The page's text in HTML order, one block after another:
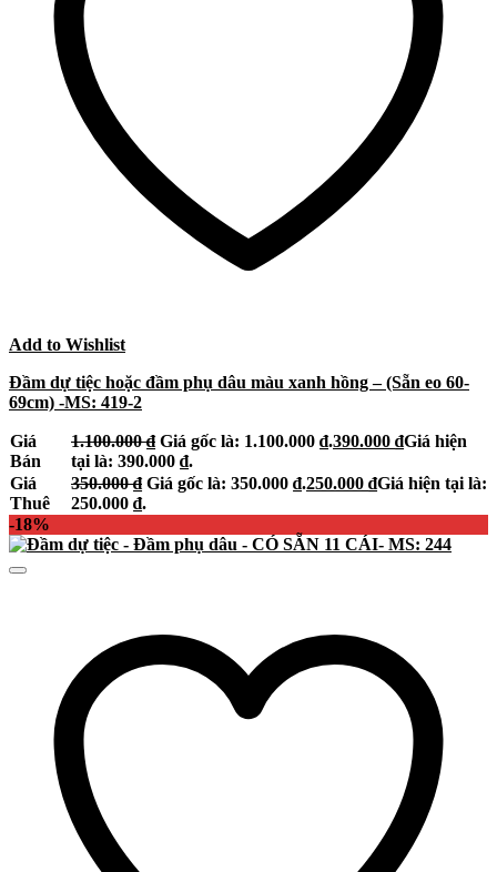
Add to Wishlist
Đầm dự tiệc hoặc đầm phụ dâu màu xanh hồng – (Sẵn eo 60-
69cm) -MS: 419-2
Giá
Bán
1.100.000₫ Giá gốc là: 1.100.000 ₫.390.000 ₫Giá hiện
tại là: 390.000 ₫.
Giá
Thuê
350.000₫ Giá gốc là: 350.000 ₫.250.000 ₫Giá hiện tại là:
250.000 ₫.
-18%